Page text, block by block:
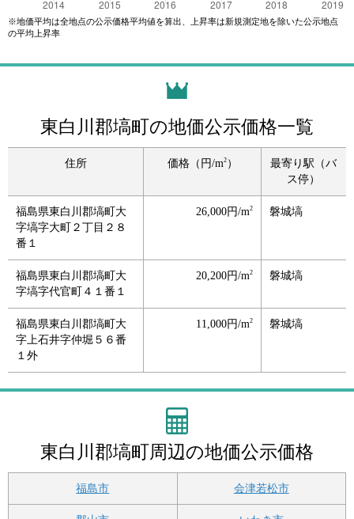
※地価平均は全地点の公示価格平均値を算出、上昇率は新規測定地を除いた公示地点
の平均上昇率
東白川郡塙町の地価公示価格一覧
住所 価格（円/m2）
最寄り駅（バ
ス停）
福島県東白川郡塙町大
字塙字大町２丁目２８
番１
26,000円/m2 磐城塙
福島県東白川郡塙町大
字塙字代官町４１番１
20,200円/m2 磐城塙
福島県東白川郡塙町大
字上石井字仲堀５６番
１外
11,000円/m2 磐城塙
東白川郡塙町周辺の地価公示価格
福島市 会津若松市